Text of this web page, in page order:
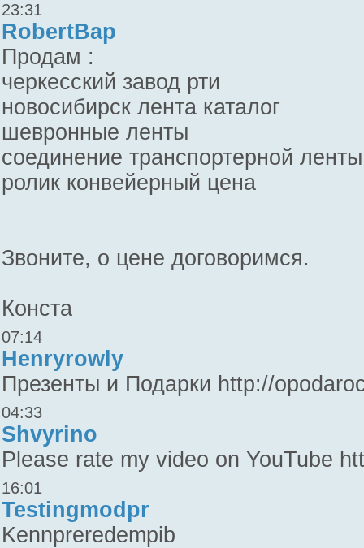
23:31
RobertBap
Продам :
черкесский завод рти
новосибирск лента каталог
шевронные ленты
соединение транспортерной ленты
ролик конвейерный цена
Звоните, о цене договоримся.
Конста
07:14
Henryrowly
Презенты и Подарки http://
04:33
Shvyrino
Please rate my video on YouTube
16:01
Testingmodpr
Kennpreredempib